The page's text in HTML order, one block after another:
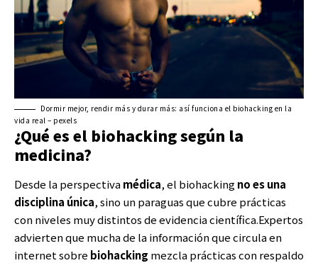
Dormir mejor, rendir más y durar más: así funciona el biohacking en la
vida real – pexels
¿Qué es el biohacking según la
medicina?
Desde la perspectivamédica, el biohackingno es una
disciplina única, sino un paraguas que cubre prácticas
con niveles muy distintos de evidencia científica.Expertos
advierten que mucha de la información que circula en
internet sobre biohacking mezcla prácticas con respaldo